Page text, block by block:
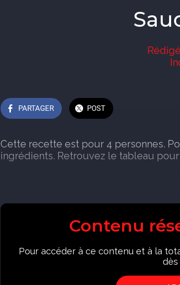
PARTAGER POST
Cette recette est pour 4 personnes.
ingrédients. Retrouvez le tableau
Contenu
Pour accéder à ce contenu et à la
dès